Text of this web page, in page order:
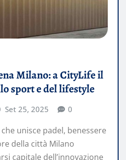
Milano: a CityLife il
sport e del lifestyle
Set 25, 2025 0
unisce padel, benessere
della città Milano
capitale dell’innovazione